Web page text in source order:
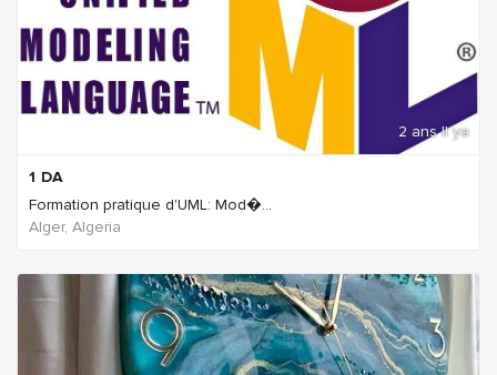
2 ans Il ya
1 DA
Formation pratique d'UML: Mod�...
Alger, Algeria